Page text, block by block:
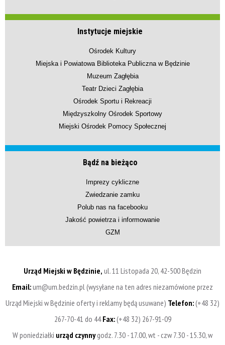
Instytucje miejskie
Ośrodek Kultury
Miejska i Powiatowa Biblioteka Publiczna w Będzinie
Muzeum Zagłębia
Teatr Dzieci Zagłębia
Ośrodek Sportu i Rekreacji
Międzyszkolny Ośrodek Sportowy
Miejski Ośrodek Pomocy Społecznej
Bądź na bieżąco
Imprezy cykliczne
Zwiedzanie zamku
Polub nas na facebooku
Jakość powietrza i informowanie
GZM
Urząd Miejski w Będzinie, ul. 11 Listopada 20, 42-500 Będzin
Email:um@um.bedzin.pl (wysyłane na ten adres niezamówione przez
Urząd Miejski w Będzinie oferty i reklamy będą usuwane) Telefon:(+48 32)
267-70-41 do 44Fax:(+48 32) 267-91-09
W poniedziałki urząd czynnygodz. 7.30 - 17.00, wt - czw 7.30 - 15.30, w